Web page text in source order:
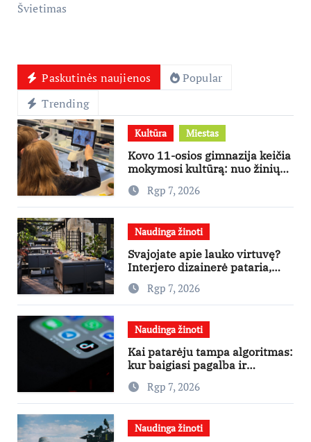
Švietimas
Paskutinės naujienos
Popular
Trending
Kultūra Miestas
Kovo 11-osios gimnazija keičia
mokymosi kultūrą: nuo žinių
kaupimo – prie jų supratimo ir
taikymo
Rgp 7, 2026
Naudinga žinoti
Svajojate apie lauko virtuvę?
Interjero dizainerė pataria,
nuo ko pradėti
Rgp 7, 2026
Naudinga žinoti
Kai patarėju tampa algoritmas:
kur baigiasi pagalba ir
prasideda reklama?
Rgp 7, 2026
Naudinga žinoti